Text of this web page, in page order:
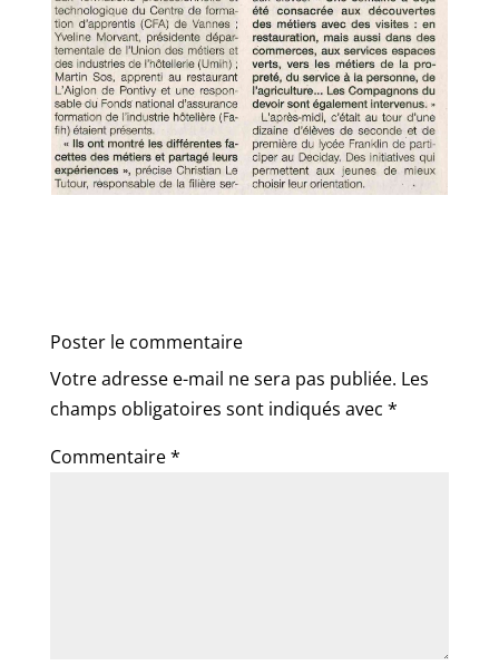
Poster le commentaire
Votre adresse e-mail ne sera pas publiée. Les
champs obligatoires sont indiqués avec *
Commentaire*